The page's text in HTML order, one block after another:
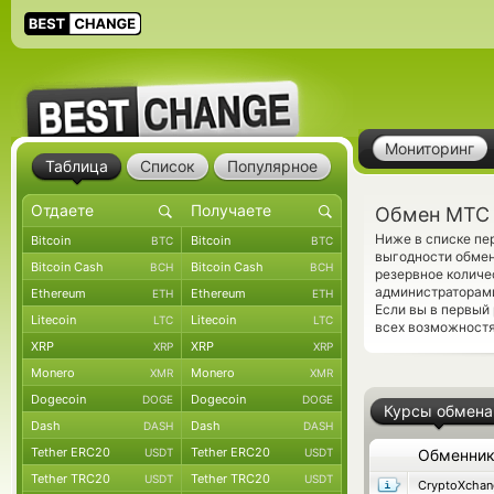
Мониторинг
Обмен МТС
Ниже в списке
выгодности
резервное
Если вы в первый
всех
Курсы обмена
Обменник
Таблица Список Популярное
Bitcoin BTC Bitcoin BTC
Bitcoin Cash BCH Bitcoin Cash BCH
Ethereum ETH Ethereum ETH
Litecoin LTC Litecoin LTC
XRP XRP XRP XRP
Monero XMR Monero XMR
Dogecoin DOGE Dogecoin DOGE
Dash DASH Dash DASH
Tether ERC20 USDT Tether ERC20 USDT
Tether TRC20 USDT Tether TRC20 USDT